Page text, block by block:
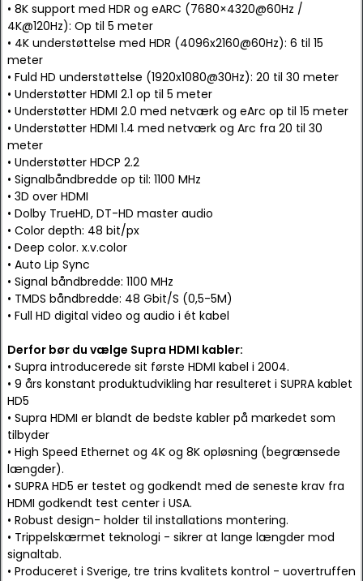
• 8K support med HDR og eARC (7680×4320@60Hz /
4K@120Hz): Op til 5 meter
• 4K understøttelse med HDR (4096x2160@60Hz): 6 til 15
meter
• Fuld HD understøttelse (1920x1080@30Hz): 20 til 30 meter
• Understøtter HDMI 2.1 op til 5 meter
• Understøtter HDMI 2.0 med netværk og eArc op til 15 meter
• Understøtter HDMI 1.4 med netværk og Arc fra 20 til 30
meter
• Understøtter HDCP 2.2
• Signalbåndbredde op til: 1100 MHz
• 3D over HDMI
• Dolby TrueHD, DT-HD master audio
• Color depth: 48 bit/px
• Deep color. x.v.color
• Auto Lip Sync
• Signal båndbredde: 1100 MHz
• TMDS båndbredde: 48 Gbit/S (0,5-5M)
• Full HD digital video og audio i ét kabel
Derfor bør du vælge Supra HDMI kabler:
• Supra introducerede sit første HDMI kabel i 2004.
• 9 års konstant produktudvikling har resulteret i SUPRA kablet
HD5
• Supra HDMI er blandt de bedste kabler på markedet som
tilbyder
• High Speed Ethernet og 4K og 8K opløsning (begrænsede
længder).
• SUPRA HD5 er testet og godkendt med de seneste krav fra
HDMI godkendt test center i USA.
• Robust design- holder til installations montering.
• Trippelskærmet teknologi - sikrer at lange længder mod
signaltab.
• Produceret i Sverige, tre trins kvalitets kontrol - uovertruffen